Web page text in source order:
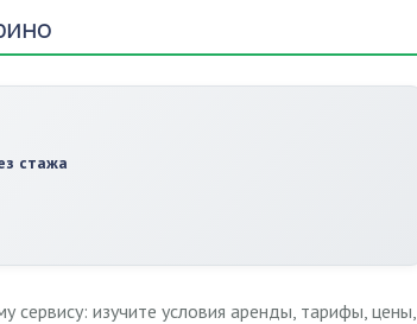
стажа
изучите условия аренды, тарифы, цены,